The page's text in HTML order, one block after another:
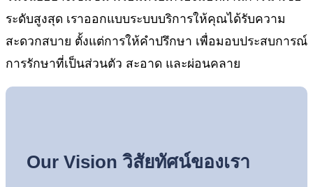
ระดับสูงสุด เราออกแบบระบบบริการให้คุณได้รับความ
สะดวกสบาย ตั้งแต่การให้คำปรึกษา เพื่อมอบประสบการณ์
การรักษาที่เป็นส่วนตัว สะอาด และผ่อนคลาย
Our Vision วิสัยทัศน์ของเรา